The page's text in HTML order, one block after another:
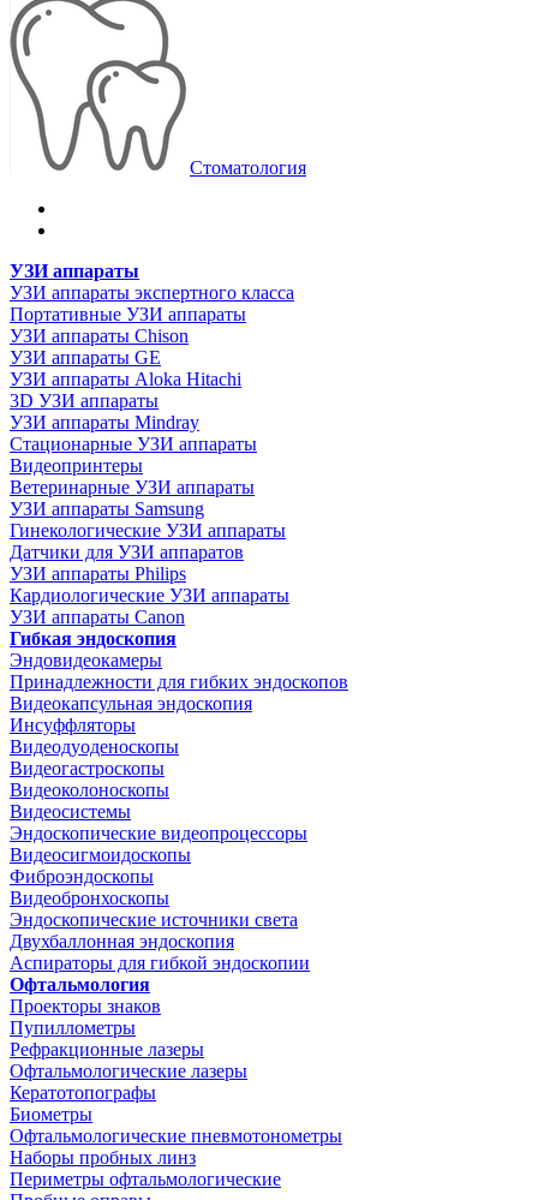
Стоматология
УЗИ аппараты
УЗИ аппараты экспертного класса
Портативные УЗИ аппараты
УЗИ аппараты Chison
УЗИ аппараты GE
УЗИ аппараты Aloka Hitachi
3D УЗИ аппараты
УЗИ аппараты Mindray
Стационарные УЗИ аппараты
Видеопринтеры
Ветеринарные УЗИ аппараты
УЗИ аппараты Samsung
Гинекологические УЗИ аппараты
Датчики для УЗИ аппаратов
УЗИ аппараты Philips
Кардиологические УЗИ аппараты
УЗИ аппараты Canon
Гибкая эндоскопия
Эндовидеокамеры
Принадлежности для гибких эндоскопов
Видеокапсульная эндоскопия
Инсуффляторы
Видеодуоденоскопы
Видеогастроскопы
Видеоколоноскопы
Видеосистемы
Эндоскопические видеопроцессоры
Видеосигмоидоскопы
Фиброэндоскопы
Видеобронхоскопы
Эндоскопические источники света
Двухбаллонная эндоскопия
Аспираторы для гибкой эндоскопии
Офтальмология
Проекторы знаков
Пупиллометры
Рефракционные лазеры
Офтальмологические лазеры
Кератотопографы
Биометры
Офтальмологические пневмотонометры
Наборы пробных линз
Периметры офтальмологические